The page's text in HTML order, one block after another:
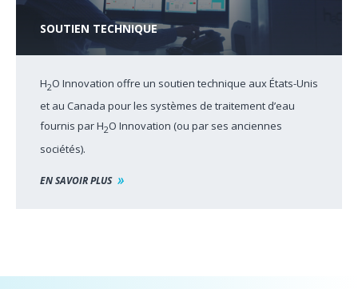
SOUTIEN TECHNIQUE
H2O Innovation offre un soutien technique aux États-Unis
et au Canada pour les systèmes de traitement d’eau
fournis par H2O Innovation (ou par ses anciennes
sociétés).
EN SAVOIR PLUS